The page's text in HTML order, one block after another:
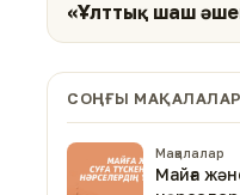
«Ұлттық шаш
СОҢҒЫ МАҚАЛАЛАР
Мақалалар
Майға